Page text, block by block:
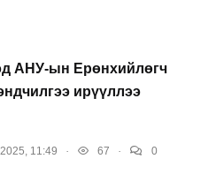
АНУ-ын Ерөнхийлөгч
ирүүллээ
11:49 . 67 . 0